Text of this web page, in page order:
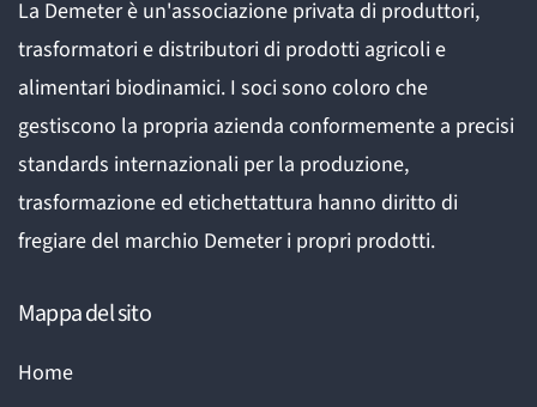
La Demeter è un'associazione privata di produttori,
trasformatori e distributori di prodotti agricoli e
alimentari biodinamici. I soci sono coloro che
gestiscono la propria azienda conformemente a precisi
standards internazionali per la produzione,
trasformazione ed etichettattura hanno diritto di
fregiare del marchio Demeter i propri prodotti.
Mappa del sito
Home